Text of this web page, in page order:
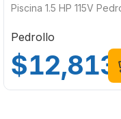
Piscina 1.5 HP 115V
Pedrollo
$